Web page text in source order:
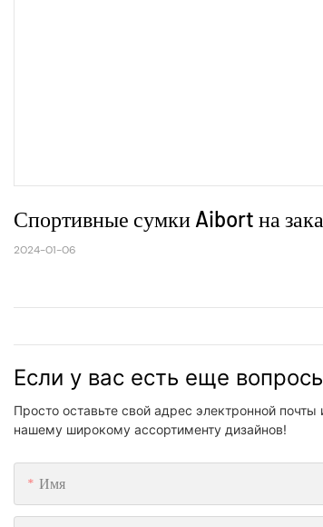
Спортивные сумки Aibort на
2024-01-06
Если у вас есть еще
Просто оставьте свой адрес электронной
нашему широкому ассортименту дизайнов!
Имя